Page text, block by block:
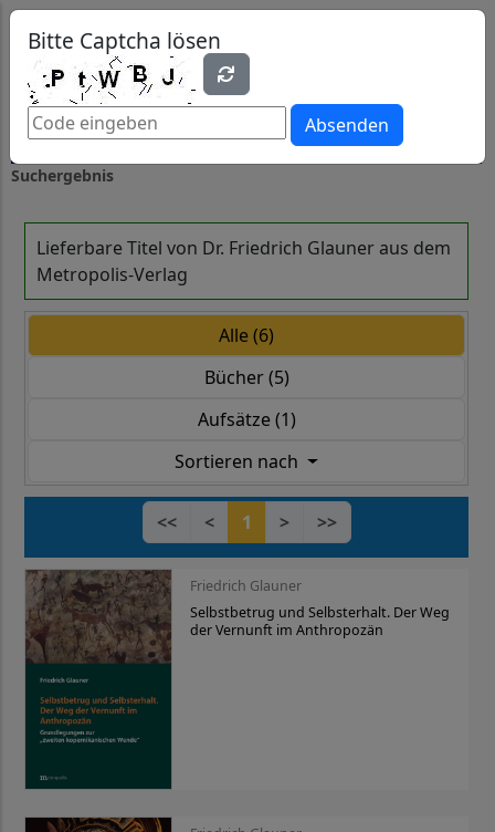
Bitte Captcha lösen
Absenden
Suchergebnis
Lieferbare Titel von Dr. Friedrich Glauner aus dem
Metropolis-Verlag
Alle (6)
Bücher (5)
Aufsätze (1)
Sortieren nach
<< < 1 > >>
Friedrich Glauner
Selbstbetrug und Selbsterhalt. Der Weg
der Vernunft im Anthropozän